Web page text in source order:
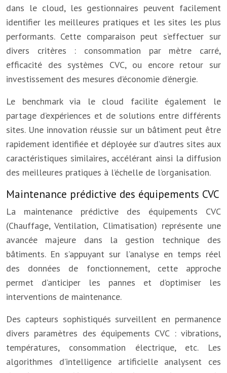
dans le cloud, les gestionnaires peuvent facilement
identifier les meilleures pratiques et les sites les plus
performants. Cette comparaison peut s’effectuer sur
divers critères : consommation par mètre carré,
efficacité des systèmes CVC, ou encore retour sur
investissement des mesures d’économie d’énergie.
Le benchmark via le cloud facilite également le
partage d’expériences et de solutions entre différents
sites. Une innovation réussie sur un bâtiment peut être
rapidement identifiée et déployée sur d’autres sites aux
caractéristiques similaires, accélérant ainsi la diffusion
des meilleures pratiques à l’échelle de l’organisation.
Maintenance prédictive des équipements CVC
La maintenance prédictive des équipements CVC
(Chauffage, Ventilation, Climatisation) représente une
avancée majeure dans la gestion technique des
bâtiments. En s’appuyant sur l’analyse en temps réel
des données de fonctionnement, cette approche
permet d’anticiper les pannes et d’optimiser les
interventions de maintenance.
Des capteurs sophistiqués surveillent en permanence
divers paramètres des équipements CVC : vibrations,
températures, consommation électrique, etc. Les
algorithmes d’intelligence artificielle analysent ces